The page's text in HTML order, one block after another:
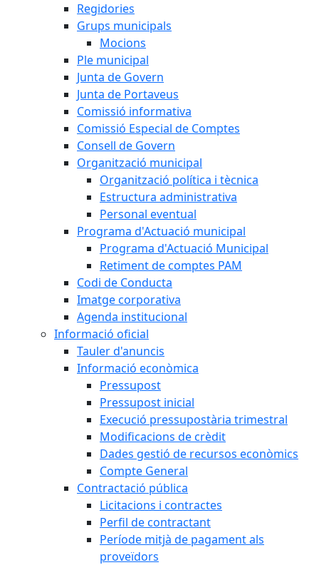
Regidories
Grups municipals
Mocions
Ple municipal
Junta de Govern
Junta de Portaveus
Comissió informativa
Comissió Especial de Comptes
Consell de Govern
Organització municipal
Organització política i tècnica
Estructura administrativa
Personal eventual
Programa d'Actuació municipal
Programa d'Actuació Municipal
Retiment de comptes PAM
Codi de Conducta
Imatge corporativa
Agenda institucional
Informació oficial
Tauler d'anuncis
Informació econòmica
Pressupost
Pressupost inicial
Execució pressupostària trimestral
Modificacions de crèdit
Dades gestió de recursos econòmics
Compte General
Contractació pública
Licitacions i contractes
Perfil de contractant
Període mitjà de pagament als
proveïdors